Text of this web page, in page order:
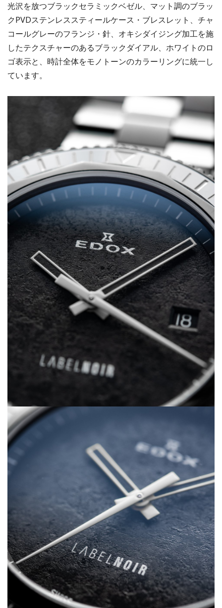
光沢を放つブラックセラミックベゼル、マット調のブラッ
クPVDステンレススティールケース・ブレスレット、チャ
コールグレーのフランジ・針、オキシダイジング加工を施
したテクスチャーのあるブラックダイアル、ホワイトのロ
ゴ表示と、時計全体をモノトーンのカラーリングに統一し
ています。